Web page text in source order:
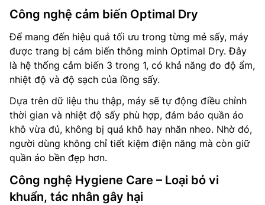
Công nghệ cảm biến Optimal Dry
Để mang đến hiệu quả tối ưu trong từng mẻ sấy, máy
được trang bị cảm biến thông minh Optimal Dry. Đây
là hệ thống cảm biến 3 trong 1, có khả năng đo độ ẩm,
nhiệt độ và độ sạch của lồng sấy.
Dựa trên dữ liệu thu thập, máy sẽ tự động điều chỉnh
thời gian và nhiệt độ sấy phù hợp, đảm bảo quần áo
khô vừa đủ, không bị quá khô hay nhăn nheo. Nhờ đó,
người dùng không chỉ tiết kiệm điện năng mà còn giữ
quần áo bền đẹp hơn.
Công nghệ Hygiene Care – Loại bỏ vi
khuẩn, tác nhân gây hại